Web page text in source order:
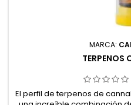
MARCA:
TERPENOS
El perfil de terpenos de